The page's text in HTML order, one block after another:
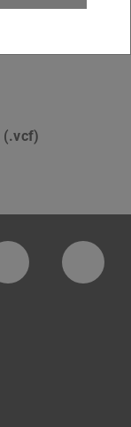
(.vcf)
TU
Kanal der TU
Facebook-